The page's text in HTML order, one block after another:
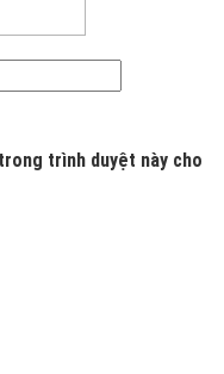
trình duyệt này cho